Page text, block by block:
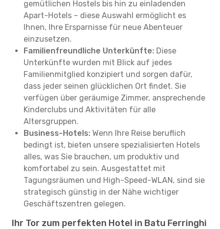
gemütlichen Hostels bis hin zu einladenden
Apart-Hotels – diese Auswahl ermöglicht es
Ihnen, Ihre Ersparnisse für neue Abenteuer
einzusetzen.
Familienfreundliche Unterkünfte: Diese
Unterkünfte wurden mit Blick auf jedes
Familienmitglied konzipiert und sorgen dafür,
dass jeder seinen glücklichen Ort findet. Sie
verfügen über geräumige Zimmer, ansprechende
Kinderclubs und Aktivitäten für alle
Altersgruppen.
Business-Hotels: Wenn Ihre Reise beruflich
bedingt ist, bieten unsere spezialisierten Hotels
alles, was Sie brauchen, um produktiv und
komfortabel zu sein. Ausgestattet mit
Tagungsräumen und High-Speed-WLAN, sind sie
strategisch günstig in der Nähe wichtiger
Geschäftszentren gelegen.
Ihr Tor zum perfekten Hotel in Batu Ferringhi